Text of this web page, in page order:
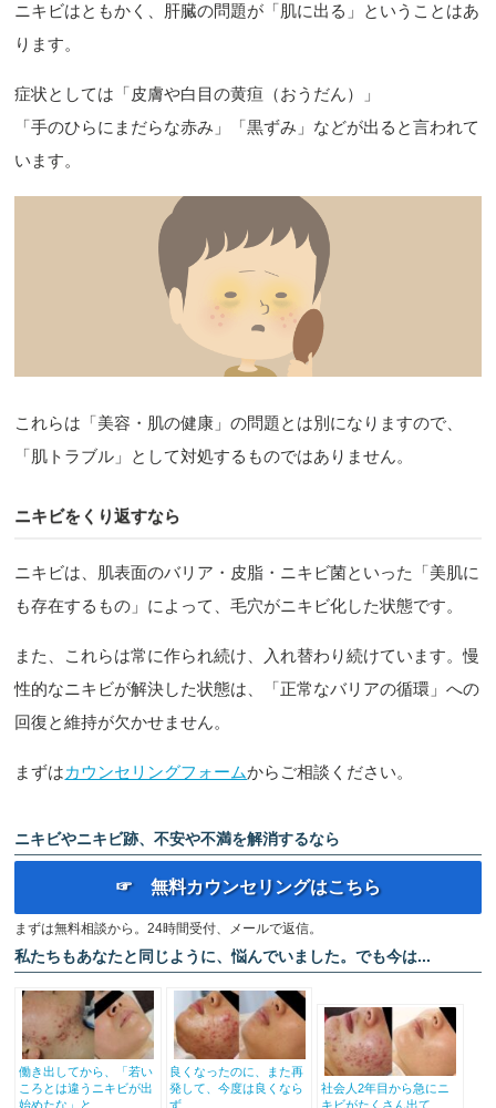
ニキビはともかく、肝臓の問題が「肌に出る」ということはあ
ります。
症状としては「皮膚や白目の黄疸（おうだん）」
「手のひらにまだらな赤み」「黒ずみ」などが出ると言われて
います。
これらは「美容・肌の健康」の問題とは別になりますので、
「肌トラブル」として対処するものではありません。
ニキビをくり返すなら
ニキビは、肌表面のバリア・皮脂・ニキビ菌といった「美肌に
も存在するもの」によって、毛穴がニキビ化した状態です。
また、これらは常に作られ続け、入れ替わり続けています。慢
性的なニキビが解決した状態は、「正常なバリアの循環」への
回復と維持が欠かせません。
まずはカウンセリングフォームからご相談ください。
ニキビやニキビ跡、不安や不満を解消するなら
☞ 無料カウンセリングはこちら
まずは無料相談から。24時間受付、メールで返信。
私たちもあなたと同じように、悩んでいました。でも今は...
働き出してから、「若い
ころとは違うニキビが出
始めたな」と...
良くなったのに、また再
発して、今度は良くなら
ず
社会人2年目から急にニ
キビがたくさん出て